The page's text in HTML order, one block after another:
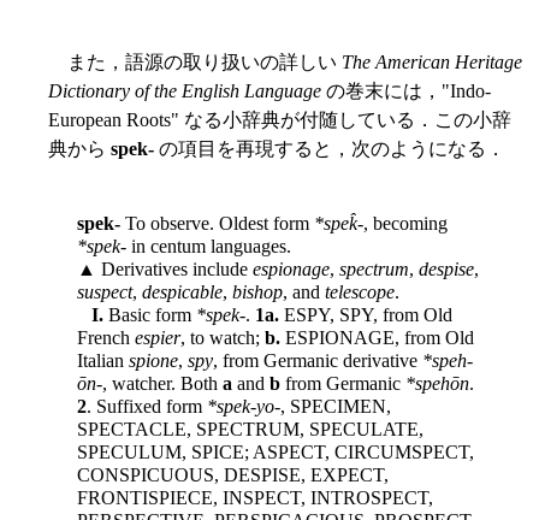
また，語源の取り扱いの詳しい The American Heritage
Dictionary of the English Language の巻末には，"Indo-
European Roots" なる小辞典が付随している．この小辞
典から spek- の項目を再現すると，次のようになる．
spek- To observe. Oldest form *spek̂-, becoming
*spek- in centum languages.
▲ Derivatives include espionage, spectrum, despise,
suspect, despicable, bishop, and telescope.
I. Basic form *spek-. 1a. ESPY, SPY, from Old
French espier, to watch; b. ESPIONAGE, from Old
Italian spione, spy, from Germanic derivative *speh-
ōn-, watcher. Both a and b from Germanic *spehōn.
2. Suffixed form *spek-yo-, SPECIMEN,
SPECTACLE, SPECTRUM, SPECULATE,
SPECULUM, SPICE; ASPECT, CIRCUMSPECT,
CONSPICUOUS, DESPISE, EXPECT,
FRONTISPIECE, INSPECT, INTROSPECT,